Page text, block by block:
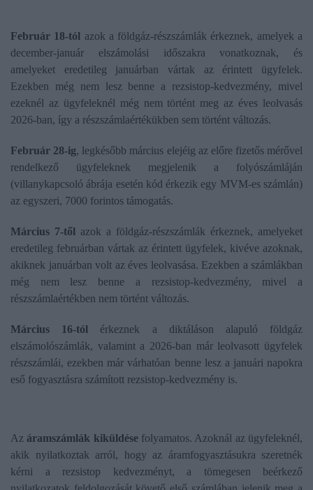
Február 18-tól azok a földgáz-részszámlák érkeznek, amelyek a
december-január elszámolási időszakra vonatkoznak, és
amelyeket eredetileg januárban vártak az érintett ügyfelek.
Ezekben még nem lesz benne a rezsistop-kedvezmény, mivel
ezeknél az ügyfeleknél még nem történt meg az éves leolvasás
2026-ban, így a részszámlaértékükben sem történt változás.
Február 28-ig, legkésőbb március elejéig az előre fizetős mérővel
rendelkező ügyfeleknek megjelenik a folyószámláján
(villanykapcsoló ábrája esetén kód érkezik egy MVM-es számlán)
az egyszeri, 7000 forintos támogatás.
Március 7-től azok a földgáz-részszámlák érkeznek, amelyeket
eredetileg februárban vártak az érintett ügyfelek, kivéve azoknak,
akiknek januárban volt az éves leolvasása. Ezekben a számlákban
még nem lesz benne a rezsistop-kedvezmény, mivel a
részszámlaértékben nem történt változás.
Március 16-tól érkeznek a diktáláson alapuló földgáz
elszámolószámlák, valamint a 2026-ban már leolvasott ügyfelek
részszámlái, ezekben már várhatóan benne lesz a januári napokra
eső fogyasztásra számított rezsistop-kedvezmény is.
Az áramszámlák kiküldése folyamatos. Azoknál az ügyfeleknél,
akik nyilatkoztak arról, hogy az áramfogyasztásukra szeretnék
kérni a rezsistop kedvezményt, a tömegesen beérkező